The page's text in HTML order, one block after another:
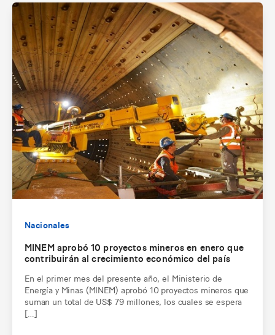
Nacionales
MINEM aprobó 10 proyectos mineros en enero que
contribuirán al crecimiento económico del país
En el primer mes del presente año, el Ministerio de
Energía y Minas (MINEM) aprobó 10 proyectos mineros que
suman un total de US$ 79 millones, los cuales se espera
[…]